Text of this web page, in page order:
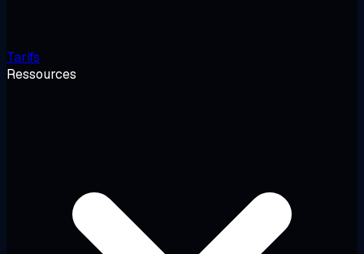
Tarifs
Ressources